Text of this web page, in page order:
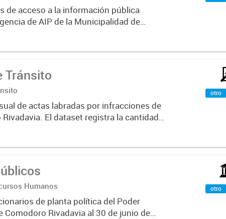
de acceso a la información pública
de AIP de la Municipalidad de
Tránsito
de actas labradas por infracciones de
El dataset registra la cantidad
otro
Humanos
de planta política del Poder
Comodoro Rivadavia al 30 de junio de
otro